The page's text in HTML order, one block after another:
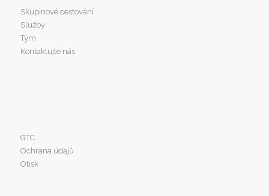
Skupinové cestování
Služby
Tým
Kontaktujte nás
GTC
Ochrana údajů
Otisk